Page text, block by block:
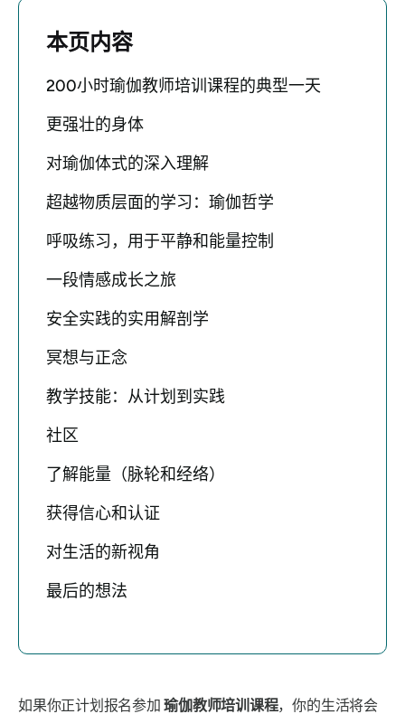
本页内容
200小时瑜伽教师培训课程的典型一天
更强壮的身体
对瑜伽体式的深入理解
超越物质层面的学习：瑜伽哲学
呼吸练习，用于平静和能量控制
一段情感成长之旅
安全实践的实用解剖学
冥想与正念
教学技能：从计划到实践
社区
了解能量（脉轮和经络）
获得信心和认证
对生活的新视角
最后的想法
如果你正计划报名参加瑜伽教师培训课程，你的生活将会